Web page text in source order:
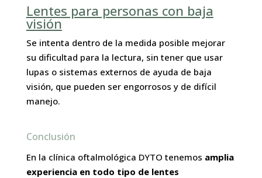
Lentes para personas con baja
visión
Se intenta dentro de la medida posible mejorar
su dificultad para la lectura, sin tener que usar
lupas o sistemas externos de ayuda de baja
visión, que pueden ser engorrosos y de difícil
manejo.
Conclusión
En la clínica oftalmológica DYTO tenemos amplia
experiencia en todo tipo de lentes